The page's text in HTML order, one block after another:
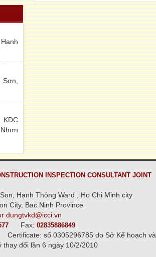
KDC
INSPECTION CONSULTANT JOINT
Hạnh Thông Ward , Ho Chi Minh city
City, Bac Ninh Province
dungtvkd@icci.vn
Fax: 02835886849
Certificate: số 0305296785 do Sở Kế hoạch và
đổi lần 6 ngày 10/2/2010